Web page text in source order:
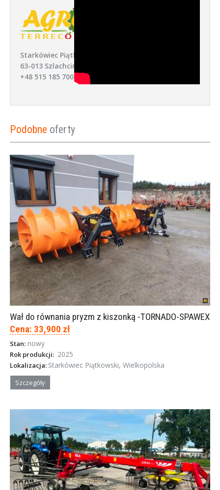
Starkówiec Piątkowski 52,
63-013 Szlachcin
+48 515 185 700
Podobne oferty
Wał do równania pryzm z kiszonką -TORNADO-SPAWEX
Cena: 33,900 zł
Stan: nowy
Rok produkcji: 2025
Lokalizacja: Starkówiec Piątkowski, Wielkopolska
Szczegóły